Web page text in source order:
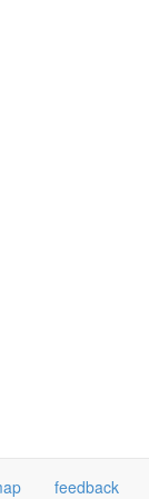
feedback